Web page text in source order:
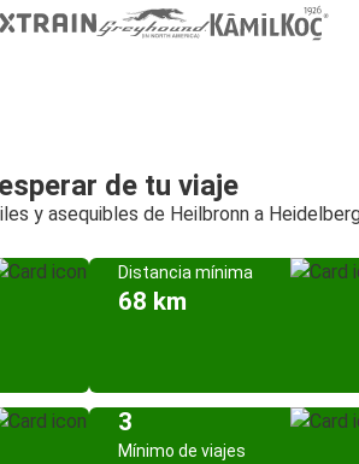
de tu viaje
y asequibles de Heilbronn a
Distancia mínima
68 km
3
Mínimo de viajes